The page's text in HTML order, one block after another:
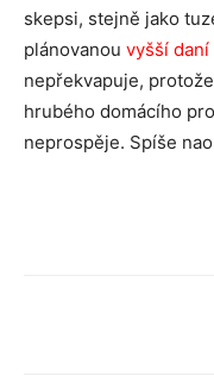
skepsi, stejně jako
plánovanou vyšší
nepřekvapuje,
hrubého domácího
neprospěje. Spíše